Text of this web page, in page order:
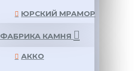
ЮРСКИЙ МРАМОР
ФАБРИКА КАМНЯ
АККО